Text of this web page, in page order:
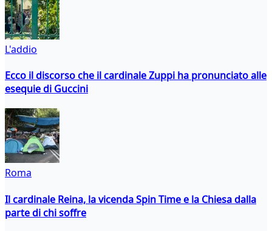
L'addio
Ecco il discorso che il cardinale Zuppi ha pronunciato alle
esequie di Guccini
Roma
Il cardinale Reina, la vicenda Spin Time e la Chiesa dalla
parte di chi soffre